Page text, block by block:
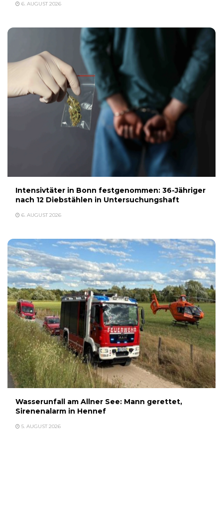
6. AUGUST 2026
Intensivtäter in Bonn festgenommen: 36-Jähriger
nach 12 Diebstählen in Untersuchungshaft
6. AUGUST 2026
Wasserunfall am Allner See: Mann gerettet,
Sirenenalarm in Hennef
5. AUGUST 2026